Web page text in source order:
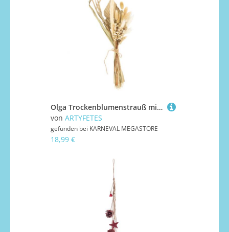
Olga Trockenblumenstrauß mit Goldglitzer 45 cm – Hochzeitsdeko
von ARTYFETES
gefunden bei KARNEVAL MEGASTORE
18,99 €